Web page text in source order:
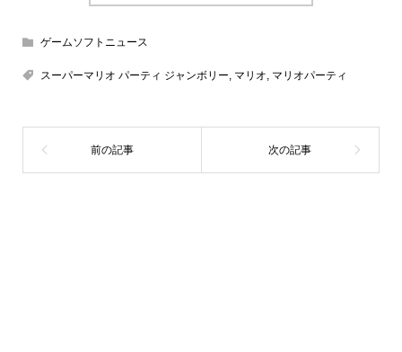
ゲームソフトニュース
スーパーマリオ パーティ ジャンボリー, マリオ, マリオパーティ